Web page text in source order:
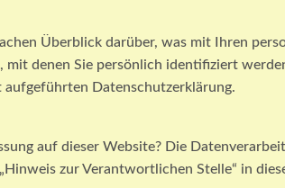
Überblick darüber, was mit Ihren
mit denen Sie persönlich identifiziert
aufgeführten Datenschutzerklärung.
auf dieser Website? Die
zur Verantwortlichen Stelle“ in